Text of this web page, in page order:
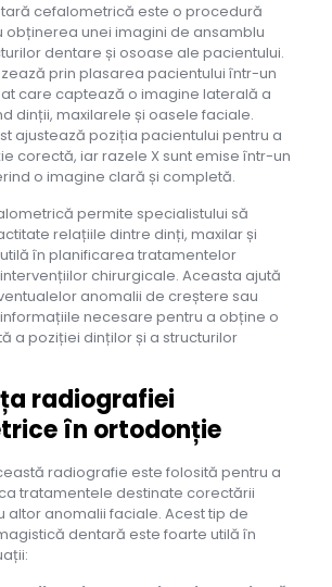
cefalometrică este o procedură
obținerea unei imagini de ansamblu
dentare și osoase ale pacientului.
prin plasarea pacientului într-un
care captează o imagine laterală a
dinții, maxilarele și oasele faciale.
ajustează poziția pacientului pentru a
corectă, iar razele X sunt emise într-un
o imagine clară și completă.
permite specialistului să
relațiile dintre dinți, maxilar și
în planificarea tratamentelor
chirurgicale. Aceasta ajută
anomalii de creștere sau
necesare pentru a obține o
a poziției dinților și a structurilor
radiografiei
în ortodonție
radiografie este folosită pentru a
tratamentele destinate corectării
altor anomalii faciale. Acest tip de
dentară este foarte utilă în